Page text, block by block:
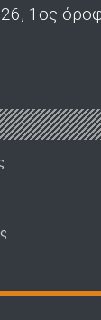
1ος